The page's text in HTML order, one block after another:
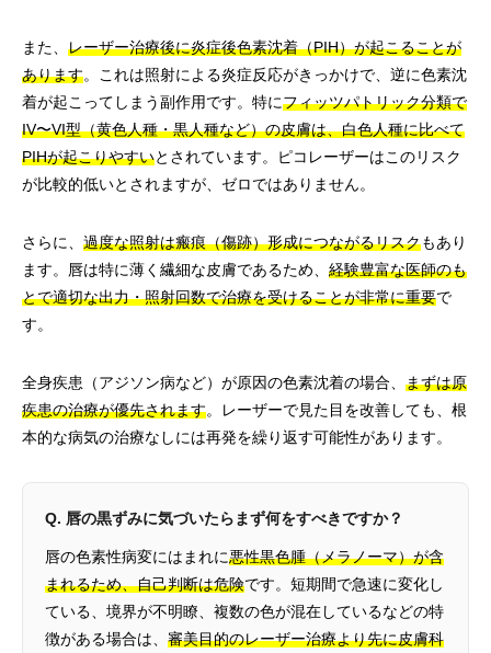
また、 レーザー治療後に炎症後色素沈着（PIH）が起こることが
あります。これは照射による炎症反応がきっかけで、逆に色素沈
着が起こってしまう副作用です。特にフィッツパトリック分類で
IV〜VI型（黄色人種・黒人種など）の皮膚は、白色人種に比べて
PIHが起こりやすいとされています。ピコレーザーはこのリスク
が比較的低いとされますが、ゼロではありません。
さらに、 過度な照射は瘢痕（傷跡）形成につながるリスクもあり
ます。唇は特に薄く繊細な皮膚であるため、 経験豊富な医師のも
とで適切な出力・照射回数で治療を受けることが非常に重要で
す。
全身疾患（アジソン病など）が原因の色素沈着の場合、 まずは原
疾患の治療が優先されます。レーザーで見た目を改善しても、根
本的な病気の治療なしには再発を繰り返す可能性があります。
Q. 唇の黒ずみに気づいたらまず何をすべきですか？
唇の色素性病変にはまれに悪性黒色腫（メラノーマ）が含
まれるため、自己判断は危険です。短期間で急速に変化し
ている、境界が不明瞭、複数の色が混在しているなどの特
徴がある場合は、 審美目的のレーザー治療より先に皮膚科